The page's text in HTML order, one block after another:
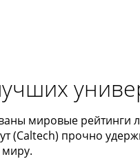
мировые рейтинги
(Cаltech) прочно
миру.